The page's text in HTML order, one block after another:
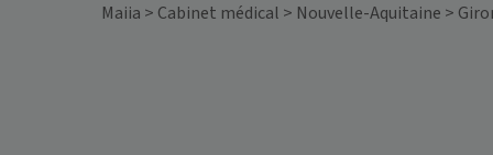
Maiia > Cabinet médical > Nouvelle-Aquitaine >